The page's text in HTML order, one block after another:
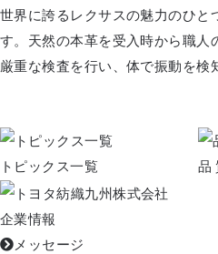
世界に誇るレクサスの魅力のひ
す。天然の本革を受入時から職人
厳重な検査を行い、体で振動を検
トピックス一覧 品
企業情報
メッセージ